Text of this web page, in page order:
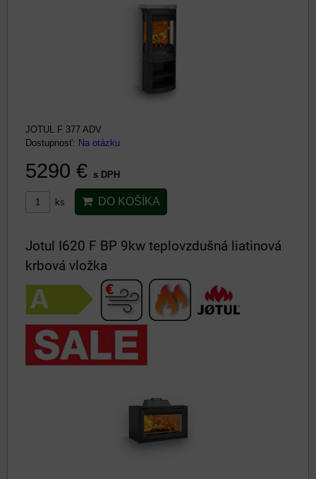
JOTUL F 377 ADV
Dostupnosť: Na otázku
5290 € s DPH
ks DO KOŠÍKA
Jotul I620 F BP 9kw teplovzdušná liatinová
krbová vložka